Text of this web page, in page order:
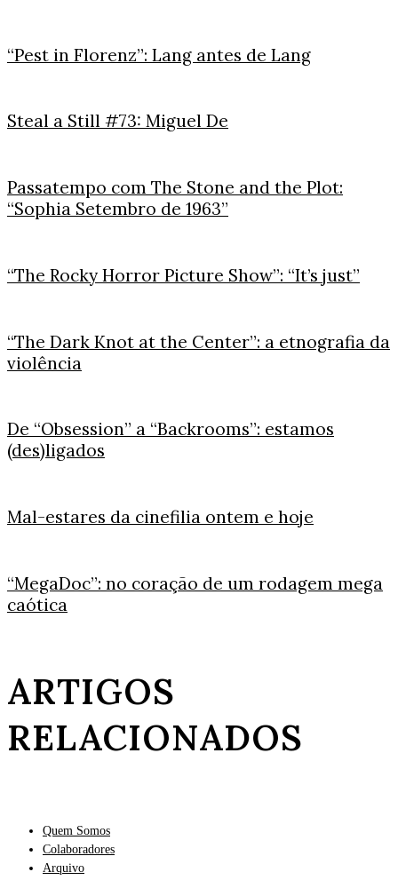
“Pest in Florenz”: Lang antes de Lang
Steal a Still #73: Miguel De
Passatempo com The Stone and the Plot:
“Sophia Setembro de 1963”
“The Rocky Horror Picture Show”: “It’s just”
“The Dark Knot at the Center”: a etnografia da
violência
De “Obsession” a “Backrooms”: estamos
(des)ligados
Mal-estares da cinefilia ontem e hoje
“MegaDoc”: no coração de um rodagem mega
caótica
ARTIGOS
RELACIONADOS
Quem Somos
Colaboradores
Arquivo